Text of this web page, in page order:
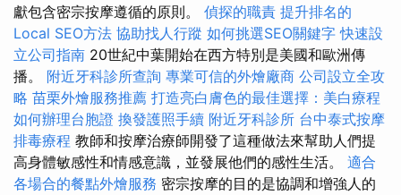
獻包含密宗按摩遵循的原則。 偵探的職責 提升排名的
Local SEO方法 協助找人行蹤 如何挑選SEO關鍵字 快速設
立公司指南 20世紀中葉開始在西方特別是美國和歐洲傳
播。 附近牙科診所查詢 專業可信的外燴廠商 公司設立全攻
略 苗栗外燴服務推薦 打造亮白膚色的最佳選擇：美白療程
如何辦理台胞證 換發護照手續 附近牙科診所 台中泰式按摩
排毒療程 教師和按摩治療師開發了這種做法來幫助人們提
高身體敏感性和情感意識，並發展他們的感性生活。 適合
各場合的餐點外燴服務 密宗按摩的目的是協調和增強人的